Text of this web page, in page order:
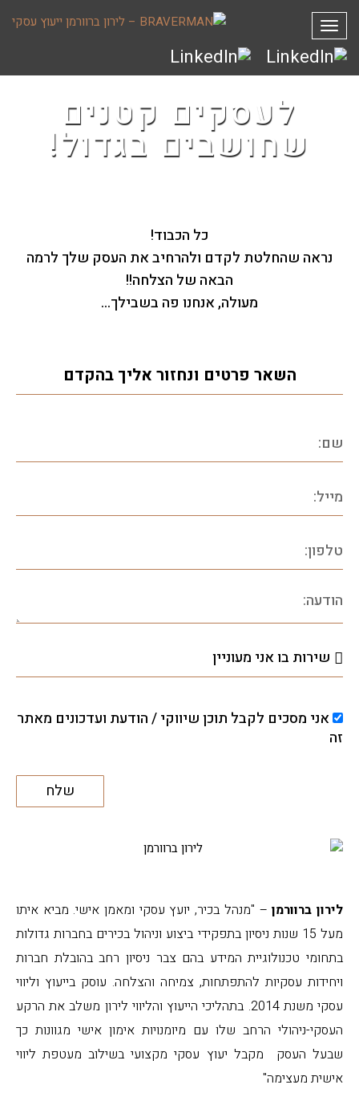
תפריט
לעסקים קטנים
שחושבים בגדול!
כל הכבוד!
נראה שהחלטת לקדם ולהרחיב את העסק שלך לרמה
הבאה של הצלחה!!
מעולה, אנחנו פה בשבילך...
השאר פרטים ונחזור אליך בהקדם
אני מסכים לקבל תוכן שיווקי / הודעת ועדכונים מאתר
זה
שלח
לירון ברוורמן– "מנהל בכיר, יועץ עסקי ומאמן אישי. מביא איתו
מעל 15 שנות ניסיון בתפקידי ביצוע וניהול בכירים בחברות גדולות
בתחומי טכנולוגיית המידע בהם צבר ניסיון רחב בהובלת חברות
ויחידות עסקיות להתפתחות, צמיחה והצלחה. עוסק בייעוץ וליווי
עסקי משנת 2014. בתהליכי הייעוץ והליווי לירון משלב את הרקע
העסקי-ניהולי הרחב שלו עם מיומנויות אימון אישי מגוונות כך
שבעל העסק מקבל יעוץ עסקי מקצועי בשילוב מעטפת ליווי
אישית מעצימה"